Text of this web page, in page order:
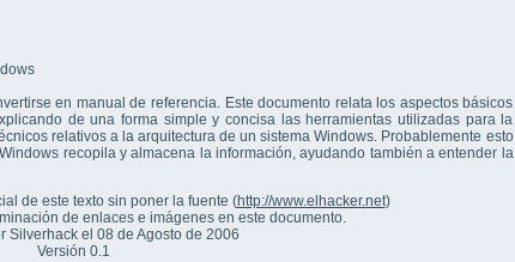
en manual de referencia. Este documento relata los aspectos básicos
de una forma simple y concisa las herramientas utilizadas para la
relativos a la arquitectura de un sistema Windows. Probablemente esto
recopila y almacena la información, ayudando también a entender la
de este texto sin poner la fuente (http://www.elhacker.net)
de enlaces e imágenes en este documento.
Silverhack el 08 de Agosto de 2006
Versión 0.1